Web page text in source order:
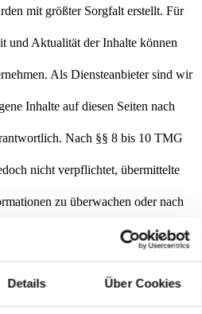
Details Über Cookies
mit größter Sorgfalt erstellt. Für
und Aktualität der Inhalte können
Als Diensteanbieter sind wir
Inhalte auf diesen Seiten nach
Nach §§ 8 bis 10 TMG
nicht verpflichtet, übermittelte
zu überwachen oder nach
eine rechtswidrige Tätigkeit
Entfernung oder Sperrung der
den allgemeinen Gesetzen bleiben